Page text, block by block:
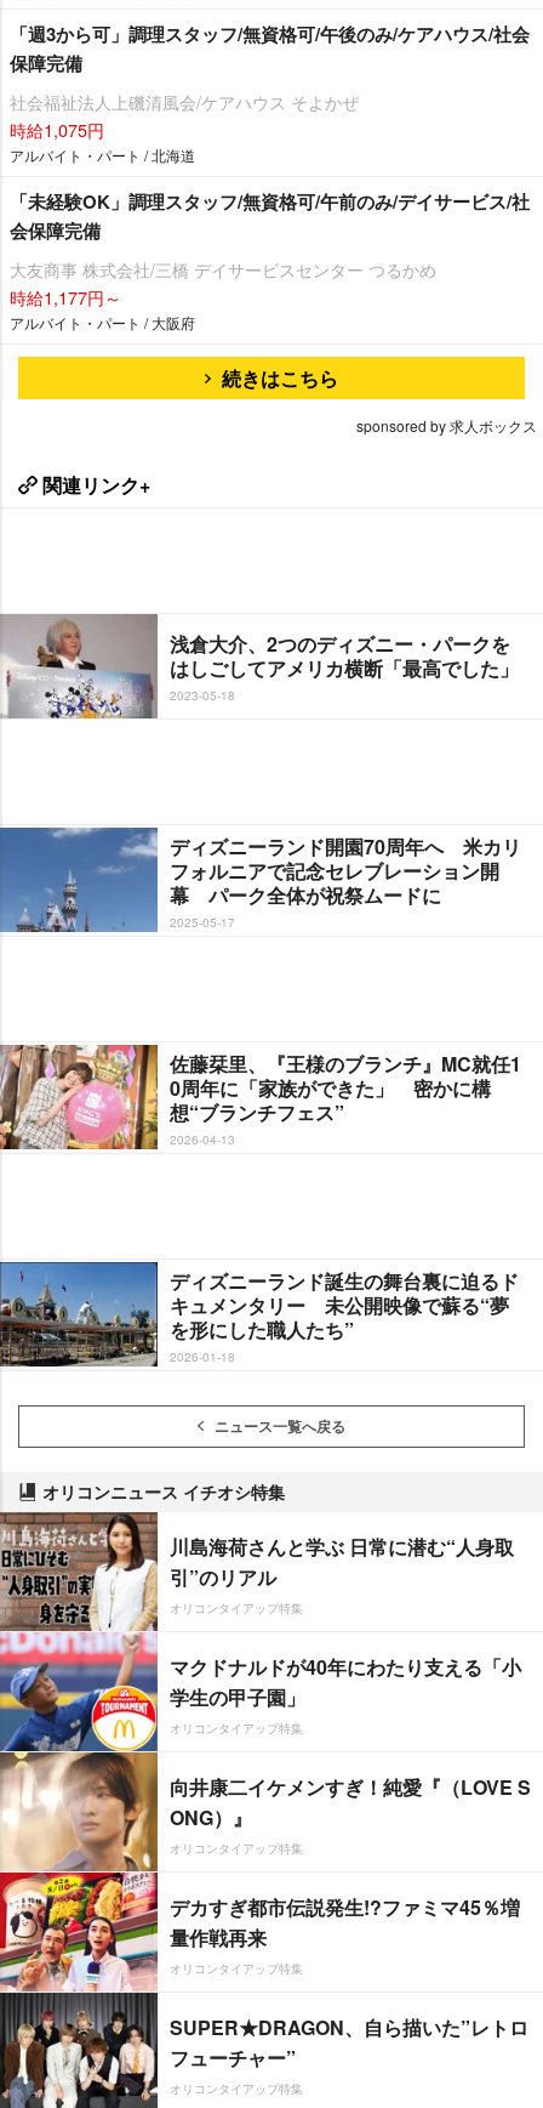
「週3から可」調理スタッフ/無資格可/午後のみ/ケアハウス/社会
保障完備
社会福祉法人上磯清風会/ケアハウス そよかぜ
時給1,075円
アルバイト・パート / 北海道
「未経験OK」調理スタッフ/無資格可/午前のみ/デイサービス/社
会保障完備
大友商事 株式会社/三橋 デイサービスセンター つるかめ
時給1,177円～
アルバイト・パート / 大阪府
続きはこちら
sponsored by 求人ボックス
関連リンク+
浅倉大介、2つのディズニー・パークを
はしごしてアメリカ横断「最高でした」
2023-05-18
ディズニーランド開園70周年へ 米カリ
フォルニアで記念セレブレーション開
幕 パーク全体が祝祭ムードに
2025-05-17
佐藤栞里、『王様のブランチ』MC就任1
0周年に「家族ができた」 密かに構
想“ブランチフェス”
2026-04-13
ディズニーランド誕生の舞台裏に迫るド
キュメンタリー 未公開映像で蘇る“夢
を形にした職人たち”
2026-01-18
ニュース一覧へ戻る
オリコンニュース イチオシ特集
川島海荷さんと学ぶ 日常に潜む“人身取
引”のリアル
オリコンタイアップ特集
マクドナルドが40年にわたり支える「小
学生の甲子園」
オリコンタイアップ特集
向井康二イケメンすぎ！純愛『（LOVE S
ONG）』
オリコンタイアップ特集
デカすぎ都市伝説発生!?ファミマ45％増
量作戦再来
オリコンタイアップ特集
SUPER★DRAGON、自ら描いた”レトロ
フューチャー”
オリコンタイアップ特集